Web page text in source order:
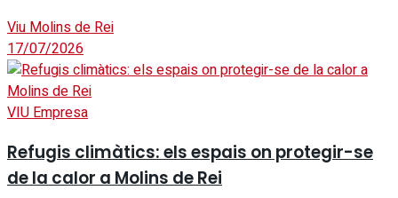
Viu Molins de Rei
17/07/2026
VIU Empresa
Refugis climàtics: els espais on protegir-se
de la calor a Molins de Rei